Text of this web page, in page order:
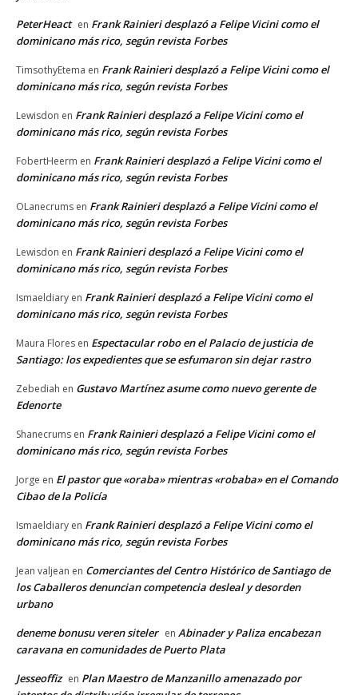
PeterHeact en Frank Rainieri desplazó a Felipe Vicini como el
dominicano más rico, según revista Forbes
TimsothyEtema en Frank Rainieri desplazó a Felipe Vicini como el
dominicano más rico, según revista Forbes
Lewisdon en Frank Rainieri desplazó a Felipe Vicini como el
dominicano más rico, según revista Forbes
FobertHeerm en Frank Rainieri desplazó a Felipe Vicini como el
dominicano más rico, según revista Forbes
OLanecrums en Frank Rainieri desplazó a Felipe Vicini como el
dominicano más rico, según revista Forbes
Lewisdon en Frank Rainieri desplazó a Felipe Vicini como el
dominicano más rico, según revista Forbes
Ismaeldiary en Frank Rainieri desplazó a Felipe Vicini como el
dominicano más rico, según revista Forbes
Maura Flores en Espectacular robo en el Palacio de justicia de
Santiago: los expedientes que se esfumaron sin dejar rastro
Zebediah en Gustavo Martínez asume como nuevo gerente de
Edenorte
Shanecrums en Frank Rainieri desplazó a Felipe Vicini como el
dominicano más rico, según revista Forbes
Jorge en El pastor que «oraba» mientras «robaba» en el Comando
Cibao de la Policía
Ismaeldiary en Frank Rainieri desplazó a Felipe Vicini como el
dominicano más rico, según revista Forbes
Jean valjean en Comerciantes del Centro Histórico de Santiago de
los Caballeros denuncian competencia desleal y desorden
urbano
deneme bonusu veren siteler en Abinader y Paliza encabezan
caravana en comunidades de Puerto Plata
Jesseoffiz en Plan Maestro de Manzanillo amenazado por